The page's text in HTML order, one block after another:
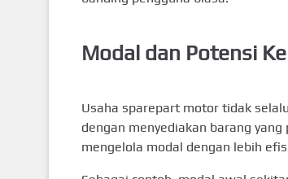
Modal dan Potensi
Usaha sparepart motor tidak
dengan menyediakan barang
mengelola modal dengan lebih